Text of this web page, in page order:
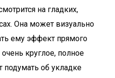
на гладких,
Она может визуально
ему эффект прямого
круглое, полное
подумать об укладке